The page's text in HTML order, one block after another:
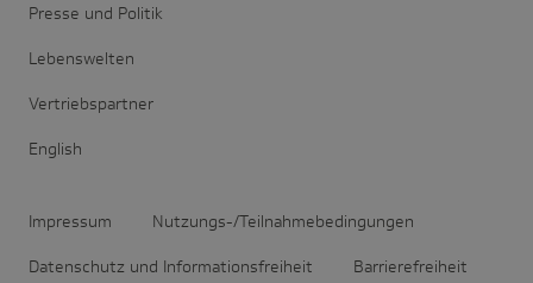
Presse und Politik
Lebenswelten
Vertriebspartner
English
Impressum Nutzungs-/Teilnahmebedingungen
Datenschutz und Informationsfreiheit Barrierefreiheit